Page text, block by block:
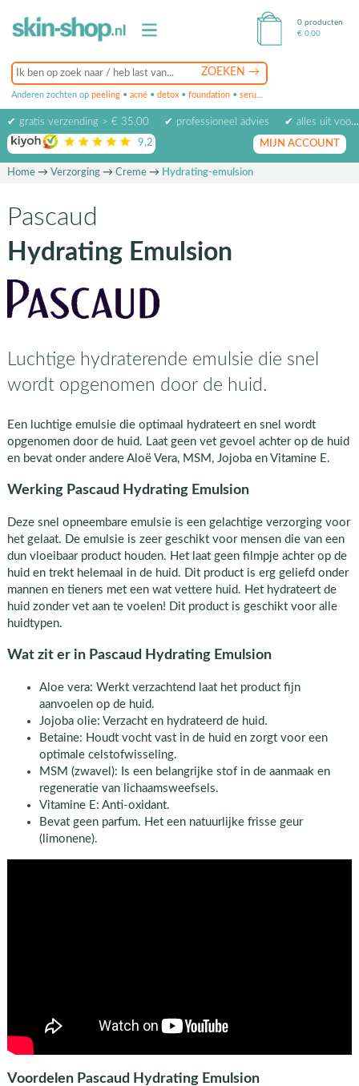
Anderen zochten op peeling • acné • detox • foundation • serum
0 producten
€ 0,00
✔ gratis verzending > € 35,00 ✔ professioneel advies
✔ alles uit voorraad leverbaar
9,2 op basis van beoordelingen
MIJN ACCOUNT
Home→ Verzorging→ Creme→ Hydrating-emulsion
Pascaud
Hydrating Emulsion
Luchtige hydraterende emulsie die snel
wordt opgenomen door de huid.
Een luchtige emulsie die optimaal hydrateert en snel wordt
opgenomen door de huid. Laat geen vet gevoel achter op de huid
en bevat onder andere Aloë Vera, MSM, Jojoba en Vitamine E.
Werking Pascaud Hydrating Emulsion
Deze snel opneembare emulsie is een gelachtige verzorging voor
het gelaat. De emulsie is zeer geschikt voor mensen die van een
dun vloeibaar product houden. Het laat geen filmpje achter op de
huid en trekt helemaal in de huid. Dit product is erg geliefd onder
mannen en tieners met een wat vettere huid. Het hydrateert de
huid zonder vet aan te voelen! Dit product is geschikt voor alle
huidtypen.
Wat zit er in Pascaud Hydrating Emulsion
Aloe vera: Werkt verzachtend laat het product fijn
aanvoelen op de huid.
Jojoba olie: Verzacht en hydrateerd de huid.
Betaine: Houdt vocht vast in de huid en zorgt voor een
optimale celstofwisseling.
MSM (zwavel): Is een belangrijke stof in de aanmaak en
regeneratie van lichaamsweefsels.
Vitamine E: Anti-oxidant.
Bevat geen parfum. Het een natuurlijke frisse geur
(limonene).
Voordelen Pascaud Hydrating Emulsion